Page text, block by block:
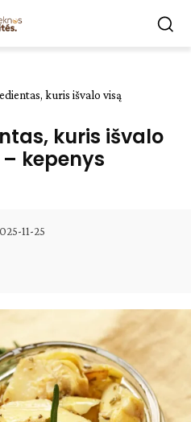
kuris išvalo visą
kuris išvalo
kepenys
11-25